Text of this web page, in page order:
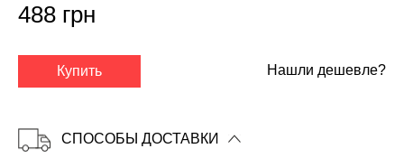
488 грн
Купить Нашли дешевле?
СПОСОБЫ ДОСТАВКИ